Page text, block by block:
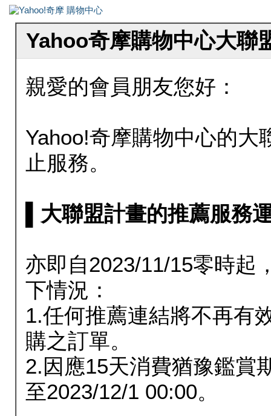
Yahoo奇摩購物中心大聯
親愛的會員朋友您好：
Yahoo!奇摩購物中心的大
止服務。
▌大聯盟計畫的推薦服務
亦即自2023/11/15零時起
下情況：
1.任何推薦連結將不再有
購之訂單。
2.因應15天消費猶豫鑑賞
至2023/12/1 00:00。